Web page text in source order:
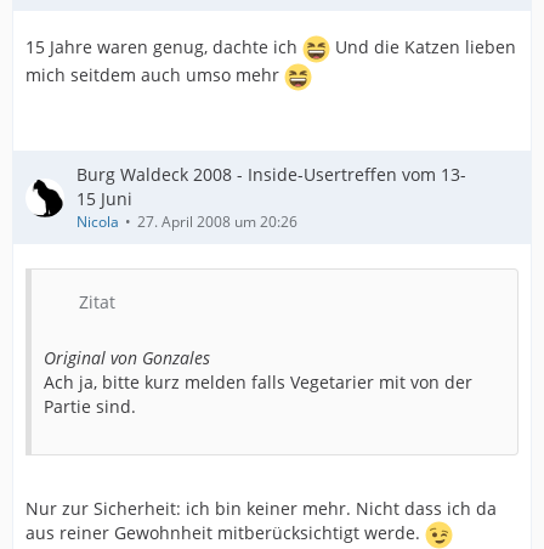
15 Jahre waren genug, dachte ich
Und die Katzen lieben
mich seitdem auch umso mehr
Burg Waldeck 2008 - Inside-Usertreffen vom 13-
15 Juni
Nicola 27. April 2008 um 20:26
Zitat
Original von Gonzales
Ach ja, bitte kurz melden falls Vegetarier mit von der
Partie sind.
Nur zur Sicherheit: ich bin keiner mehr. Nicht dass ich da
aus reiner Gewohnheit mitberücksichtigt werde.